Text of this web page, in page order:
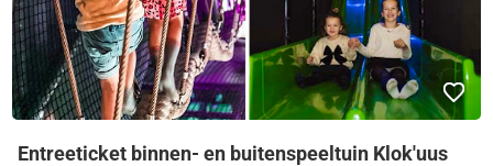
Entreeticket binnen- en buitenspeeltuin Klok'uus